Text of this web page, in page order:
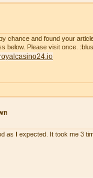
chance and found your
below. Please visit once.
as I expected. It took me 3